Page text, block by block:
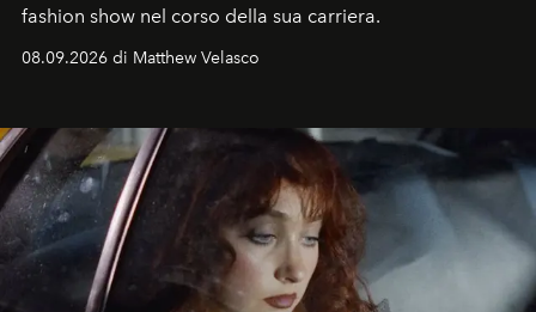
fashion show nel corso della sua carriera.
08.09.2026 di Matthew Velasco